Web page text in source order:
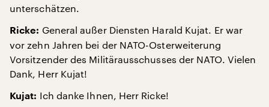
unterschätzen.
Ricke: General außer Diensten Harald Kujat. Er war
vor zehn Jahren bei der NATO-Osterweiterung
Vorsitzender des Militärausschusses der NATO. Vielen
Dank, Herr Kujat!
Kujat: Ich danke Ihnen, Herr Ricke!